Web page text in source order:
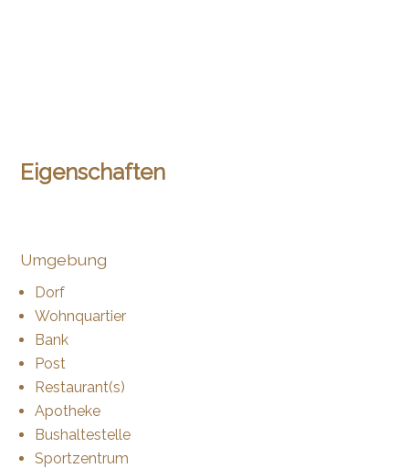
Eigenschaften
Umgebung
Dorf
Wohnquartier
Bank
Post
Restaurant(s)
Apotheke
Bushaltestelle
Sportzentrum